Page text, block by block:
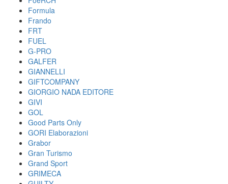
Formula
Frando
FRT
FUEL
G-PRO
GALFER
GIANNELLI
GIFTCOMPANY
GIORGIO NADA EDITORE
GIVI
GOL
Good Parts Only
GORI Elaborazioni
Grabor
Gran Turismo
Grand Sport
GRIMECA